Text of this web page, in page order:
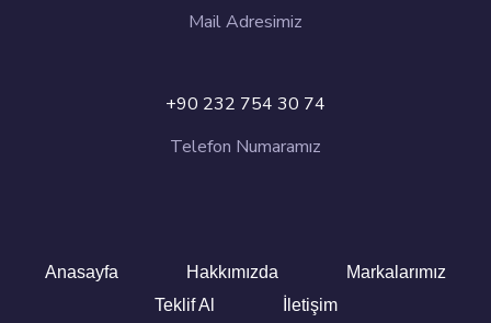
Mail Adresimiz
+90 232 754 30 74
Telefon Numaramız
Anasayfa Hakkımızda
Markalarımız
Teklif Al
İletişim